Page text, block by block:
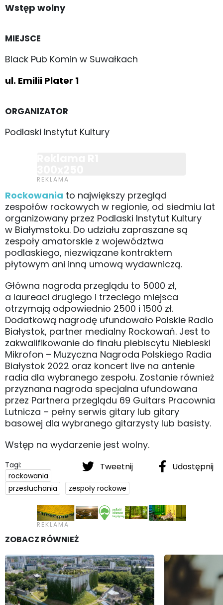
Wstęp wolny
MIEJSCE
Black Pub Komin w Suwałkach
ul. Emilii Plater 1
ORGANIZATOR
Podlaski Instytut Kultury
Rockowania to największy przegląd
zespołów rockowych w regionie, od siedmiu lat
organizowany przez Podlaski Instytut Kultury
w Białymstoku. Do udziału zapraszane są
zespoły amatorskie z województwa
podlaskiego, niezwiązane kontraktem
płytowym ani inną umową wydawniczą.
Główna nagroda przeglądu to 5000 zł,
a laureaci drugiego i trzeciego miejsca
otrzymają odpowiednio 2500 i 1500 zł.
Dodatkową nagrodę ufundowało Polskie Radio
Białystok, partner medialny Rockowań. Jest to
zakwalifikowanie do finału plebiscytu Niebieski
Mikrofon – Muzyczna Nagroda Polskiego Radia
Białystok 2022 oraz koncert live na antenie
radia dla wybranego zespołu. Zostanie również
przyznana nagroda specjalna ufundowana
przez Partnera przeglądu 69 Guitars Pracownia
Lutnicza – pełny serwis gitary lub gitary
basowej dla wybranego gitarzysty lub basisty.
Wstęp na wydarzenie jest wolny.
Tweetnij Udostępnij
Tagi:
rockowania
przesłuchania
zespoły rockowe
ZOBACZ RÓWNIEŻ